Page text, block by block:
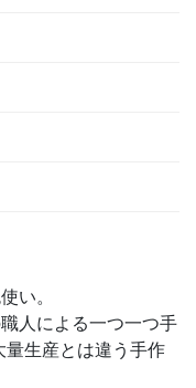
い。
人による一つ一つ手
生産とは違う手作